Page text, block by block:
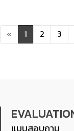
« 1 2 3
แบบสอบถาม